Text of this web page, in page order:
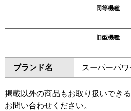
同等機種
ダイキン SZRM224CD
東芝
三菱電機 PEZX-
日立 RPI-
GP224RSHP5
旧型機種
ダイキン
SZRM224AD
東芝
ブランド名 スーパーパ
掲載以外の商品もお取り扱いでき
お問い合わせください。